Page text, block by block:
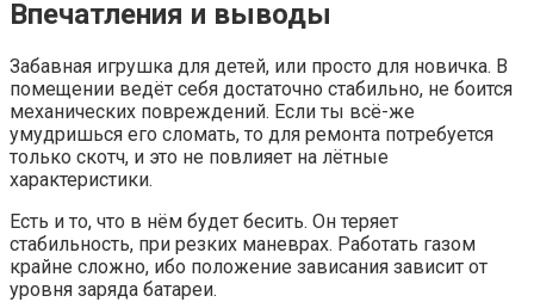
Впечатления и выводы
Забавная игрушка для детей, или просто для новичка. В
помещении ведёт себя достаточно стабильно, не боится
механических повреждений. Если ты всё-же
умудришься его сломать, то для ремонта потребуется
только скотч, и это не повлияет на лётные
характеристики.
Есть и то, что в нём будет бесить. Он теряет
стабильность, при резких маневрах. Работать газом
крайне сложно, ибо положение зависания зависит от
уровня заряда батареи.